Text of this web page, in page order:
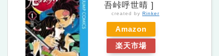
吾峠呼世晴 ]
created by Rinker
Amazon
楽天市場